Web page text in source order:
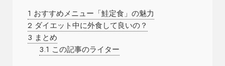
1 おすすめメニュー「鮭定食」の魅力
2 ダイエット中に外食して良いの？
3 まとめ
3.1 この記事のライター